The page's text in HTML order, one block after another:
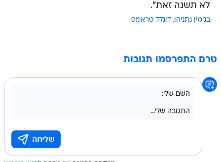
לא תשנה זאת".
בנימין נתניהו דונלד טראמפ
טרם התפרסמו תגובות